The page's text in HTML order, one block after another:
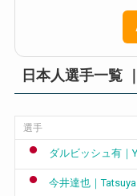
日本人選手一覧
選手
ダルビッシュ有｜
今井達也｜